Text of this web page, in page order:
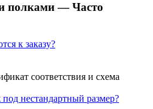
полками — Часто
к заказу?
соответствия и схема
нестандартный размер?